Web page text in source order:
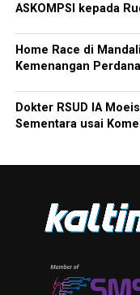
ASKOMPSI kepada
Home Race di
Kemenangan
Dokter RSUD IA
Sementara usai